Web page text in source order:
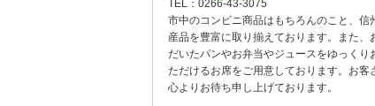
TEL： 0266-43-3075
市中のコンビニ商品はもちろんのこと、信
産品を豊富に取り揃えております。また、
だいたパンやお弁当やジュースをゆっくり
ただけるお席をご用意しております。お客
心よりお待ち申し上げております。